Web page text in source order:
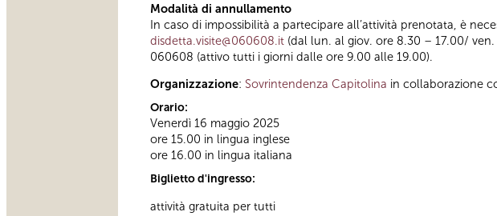
Modalità di annullamento
In caso di impossibilità a partecipare all’attività prenotata, è
disdetta.visite@060608.it (dal lun. al giov. ore 8.30 – 17.00/
060608 (attivo tutti i giorni dalle ore 9.00 alle 19.00).
Organizzazione: Sovrintendenza Capitolina in collaborazione
Orario:
Venerdì 16 maggio 2025
ore 15.00 in lingua inglese
ore 16.00 in lingua italiana
Biglietto d'ingresso:
attività gratuita per tutti